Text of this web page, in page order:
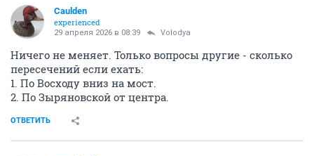
Caulden
experienced
29 апреля 2026 в 08:39 Volodya
Ничего не меняет. Только вопросы другие - сколько
пересечений если ехать:
1. По Восходу вниз на мост.
2. По Зыряновской от центра.
ОТВЕТИТЬ